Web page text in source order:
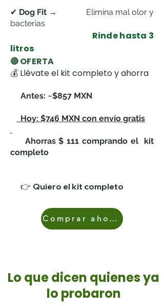
✔ Dog Fit → Elimina mal olor y
bacterias
Rinde hasta 3
litros
🔴 OFERTA
💰 Llévate el kit completo y ahorra
Antes: ~$857 MXN
Hoy: $746 MXN con envío gratis
Ahorras $ 111 comprando el kit
completo
👉 Quiero el kit completo
Comprar ahora
Lo que dicen quienes ya
lo probaron